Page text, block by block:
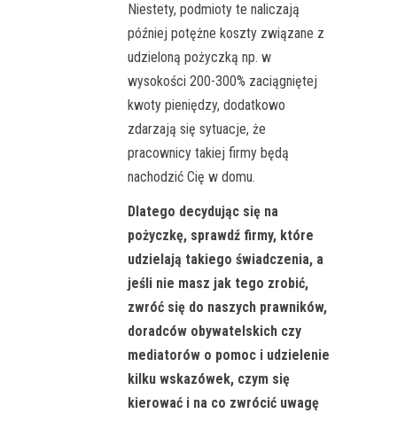
Niestety, podmioty te naliczają
później potężne koszty związane z
udzieloną pożyczką np. w
wysokości 200-300% zaciągniętej
kwoty pieniędzy, dodatkowo
zdarzają się sytuacje, że
pracownicy takiej firmy będą
nachodzić Cię w domu.
Dlatego decydując się na
pożyczkę, sprawdź firmy, które
udzielają takiego świadczenia, a
jeśli nie masz jak tego zrobić,
zwróć się do naszych prawników,
doradców obywatelskich czy
mediatorów o pomoc i udzielenie
kilku wskazówek, czym się
kierować i na co zwrócić uwagę